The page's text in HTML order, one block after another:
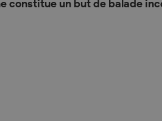
constitue un but de balade